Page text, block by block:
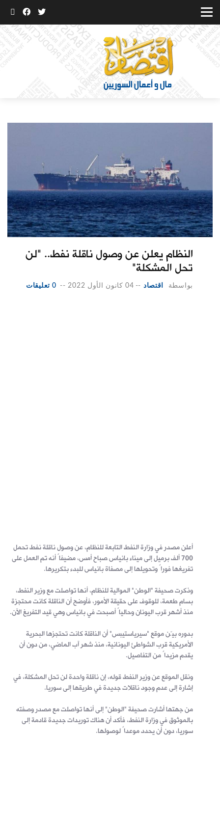
النظام يعلن عن وصول ناقلة نفط.. "لن
تحل المشكلة"
بواسطة اقتصاد -- 04 كانون الأول 2022 -- 0 تعليقات
أعلن مصدر في وزارة النفط التابعة للنظام، عن وصول ناقلة نفط تحمل
700 ألف برميل إلى ميناء بانياس صباح أمس، مضيفاً أنه تم العمل على
تفريغها فوراً وتحويلها إلى مصفاة بانياس للبدء بتكريرها.
وذكرت صحيفة "الوطن" الموالية للنظام، أنها تواصلت مع وزير النفط،
بسام طعمة، للوقوف على حقيقة الأمور، فأوضح أن الناقلة كانت محتجزة
منذ أشهر قرب اليونان وحالياً أصبحت في بانياس وهي قيد التفريغ الآن.
بدوره بيّن موقع "سيرياستيبس" أن الناقلة كانت تحتجزها البحرية
الأمريكية قرب الشواطئ اليونانية، منذ شهر آب الماضي، من دون أن
يقدم مزيداً من التفاصيل.
ونقل الموقع عن وزير النفط قوله، إن ناقلة واحدة لن تحل المشكلة، في
إشارة إلى عدم وجود ناقلات جديدة في طريقها إلى سوريا.
من جهتها أشارت صحيفة "الوطن" إلى أنها تواصلت مع مصدر وصفته
بالموثوق في وزارة النفط، فأكد أن هناك توريدات جديدة قادمة إلى
سوريا، دون أن يحدد موعداً لوصولها.